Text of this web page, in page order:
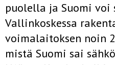
puolella ja Suomi voi
Vallinkoskessa
voimalaitoksen noin
mistä Suomi sai